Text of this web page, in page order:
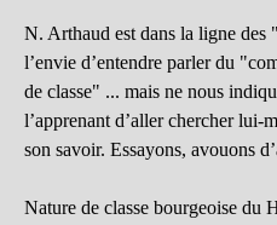
N. Arthaud est dans la ligne des
l’envie d’entendre parler du
de classe" ... mais ne nous
l’apprenant d’aller chercher lui-
son savoir. Essayons, avouons
Nature de classe bourgeoise du